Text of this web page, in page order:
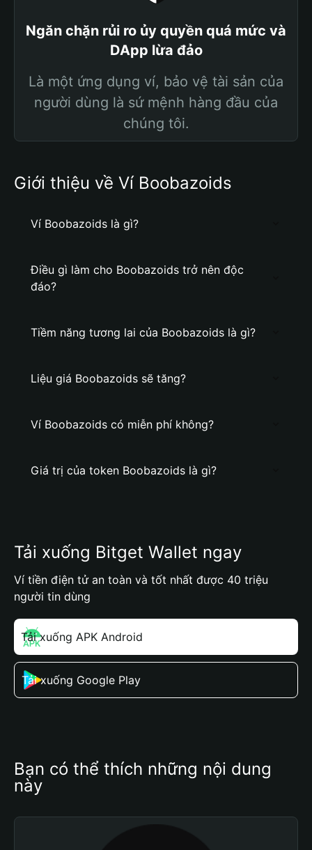
Ngăn chặn rủi ro ủy quyền quá mức và
DApp lừa đảo
Là một ứng dụng ví, bảo vệ tài sản của
người dùng là sứ mệnh hàng đầu của
chúng tôi.
Giới thiệu về Ví Boobazoids
Ví Boobazoids là gì?
Điều gì làm cho Boobazoids trở nên độc
đáo?
Tiềm năng tương lai của Boobazoids là gì?
Liệu giá Boobazoids sẽ tăng?
Ví Boobazoids có miễn phí không?
Giá trị của token Boobazoids là gì?
Tải xuống Bitget Wallet ngay
Ví tiền điện tử an toàn và tốt nhất được 40 triệu
người tin dùng
Tải xuống APK Android
Tải xuống Google Play
Bạn có thể thích những nội dung
này